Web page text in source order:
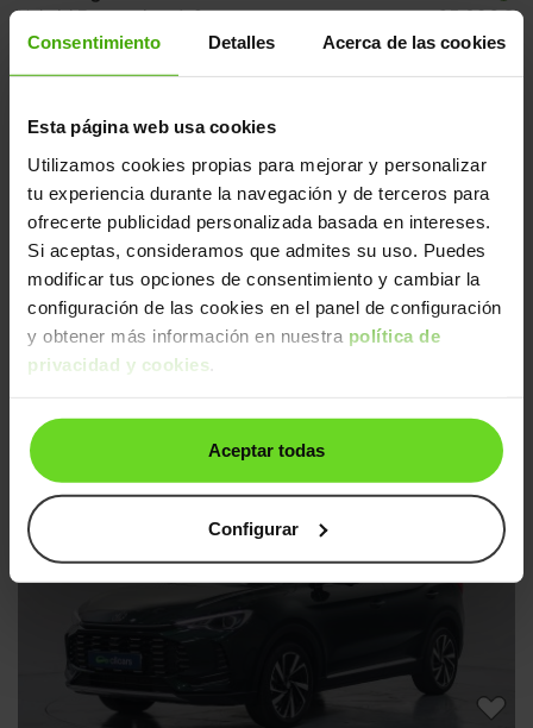
Consentimiento Detalles Acerca de las cookies
Esta página web usa cookies
Utilizamos cookies propias para mejorar y personalizar
tu experiencia durante la navegación y de terceros para
ofrecerte publicidad personalizada basada en intereses.
Si aceptas, consideramos que admites su uso. Puedes
modificar tus opciones de consentimiento y cambiar la
configuración de las cookies en el panel de configuración
y obtener más información en nuestra política de
privacidad y cookies
Aceptar todas
Configurar
Hybrid Expression 4x2
2026 | 10km | 156CV | Automático
25.690€
Híbrido Desde396€/mes
Renault R4
2025 | 666km | 150CV | Autonomía 409km
/mes